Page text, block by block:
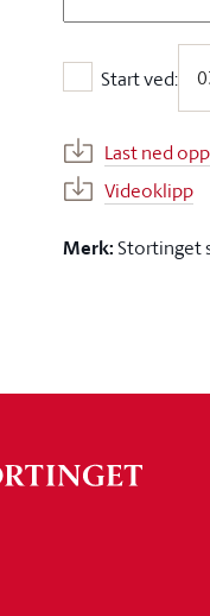
Start ved:
Last ned
Videoklipp
Merk:Stortinget